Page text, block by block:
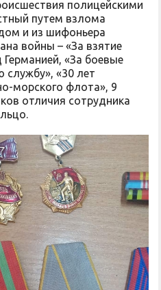
полицейскими
путем взлома
и из шифоньера
войны – «За взятие
«За боевые
службу», «30 лет
морского флота», 9
отличия сотрудника